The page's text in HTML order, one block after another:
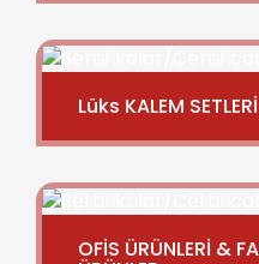
Lüks KALEM SETLERİ
OFİS ÜRÜNLERİ &